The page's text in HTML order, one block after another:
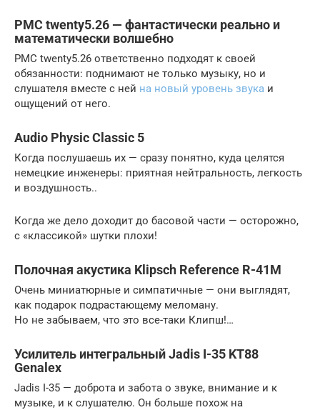
PMC twenty5.26 — фантастически реально и
математически волшебно
PMC twenty5.26 ответственно подходят к своей
обязанности: поднимают не только музыку, но и
слушателя вместе с ней на новый уровень звука и
ощущений от него.
Audio Physic Classic 5
Когда послушаешь их — сразу понятно, куда целятся
немецкие инженеры: приятная нейтральность, легкость
и воздушность..
Когда же дело доходит до басовой части — осторожно,
с «классикой» шутки плохи!
Полочная акустика Klipsch Reference R-41M
Очень миниатюрные и симпатичные — они выглядят,
как подарок подрастающему меломану.
Но не забываем, что это все-таки Клипш!…
Усилитель интегральный Jadis I-35 KT88
Genalex
Jadis I-35 — доброта и забота о звуке, внимание и к
музыке, и к слушателю. Он больше похож на